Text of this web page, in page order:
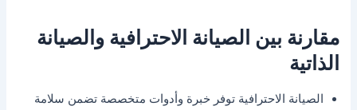
مقارنة بين الصيانة الاحترافية والصيانة
الذاتية
الصيانة الاحترافية توفر خبرة وأدوات متخصصة تضمن سلامة